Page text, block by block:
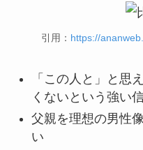
引用： https://
「この人と」と思
くないという強い
父親を理想の男性
い